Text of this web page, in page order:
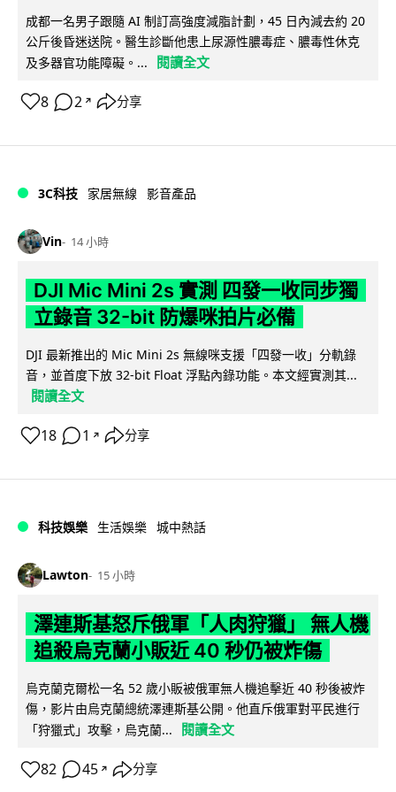
成都一名男子跟隨 AI 制訂高強度減脂計劃，45 日內減去約 20
公斤後昏迷送院。醫生診斷他患上尿源性膿毒症、膿毒性休克
及多器官功能障礙。...
閱讀全文
8 2 ↗ 分享
3C科技 家居無線 影音產品
Vin 14 小時
DJI Mic Mini 2s 實測 四發一收同步獨
立錄音 32-bit 防爆咪拍片必備
DJI 最新推出的 Mic Mini 2s 無線咪支援「四發一收」分軌錄
音，並首度下放 32-bit Float 浮點內錄功能。本文經實測其...
閱讀全文
18 1 ↗ 分享
科技娛樂 生活娛樂 城中熱話
Lawton 15 小時
澤連斯基怒斥俄軍「人肉狩獵」 無人機
追殺烏克蘭小販近 40 秒仍被炸傷
烏克蘭克爾松一名 52 歲小販被俄軍無人機追擊近 40 秒後被炸
傷，影片由烏克蘭總統澤連斯基公開。他直斥俄軍對平民進行
「狩獵式」攻擊，烏克蘭...
閱讀全文
82 45 ↗ 分享